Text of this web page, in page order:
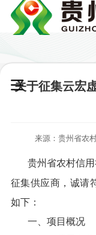
关于征集云宏
来源：贵州省农
贵州省农村信
征集供应商，诚请
如下：
一、项目概况